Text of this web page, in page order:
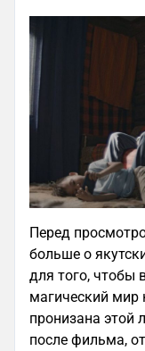
Перед
больше о
для того, чтобы
магический мир
пронизана этой
после фильма,